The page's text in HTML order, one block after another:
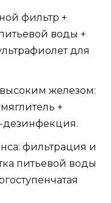
фильтр +
воды +
для
железом:
+
дезинфекция.
фильтрация и
питьевой воды